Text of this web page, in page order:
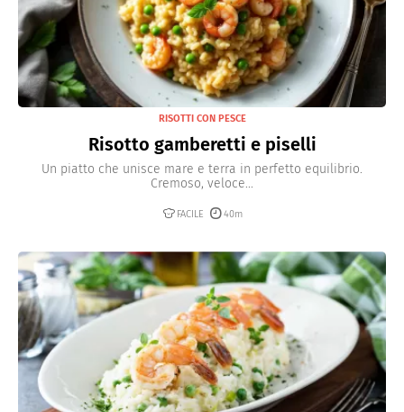
RISOTTI CON PESCE
Risotto gamberetti e piselli
Un piatto che unisce mare e terra in perfetto equilibrio.
Cremoso, veloce...
FACILE 40m